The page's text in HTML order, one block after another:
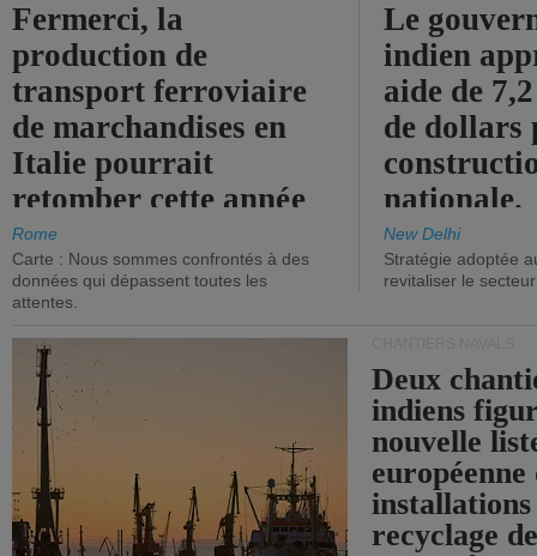
Fermerci, la
production de
transport ferroviaire
de marchandises en
Italie pourrait
retomber cette année
aux niveaux de 2015.
Rome
Carte : Nous sommes confrontés à des
données qui dépassent toutes les
attentes.
Le
indien
aide de
de dollars
nationale.
New Delhi
Stratégie adoptée
revitaliser le secteur
Deux
indiens
nouvelle
européenne
installations
recyclage